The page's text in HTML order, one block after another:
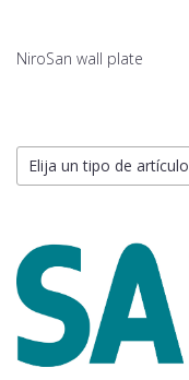
NiroSan wall plate
Elija un tipo de artículo